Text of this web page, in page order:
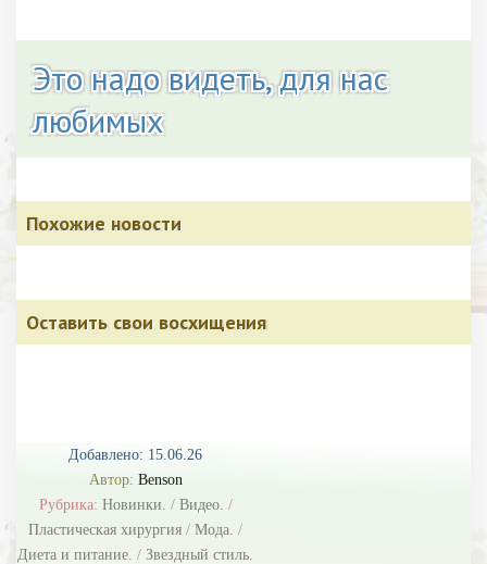
Добавлено: 15.06.26
Автор: Benson
Рубрика: Новинки. / Видео. /
Пластическая хирургия / Мода. /
Диета и питание. / Звездный стиль.
Это надо видеть, для нас
любимых
Похожие новости
Оставить свои восхищения